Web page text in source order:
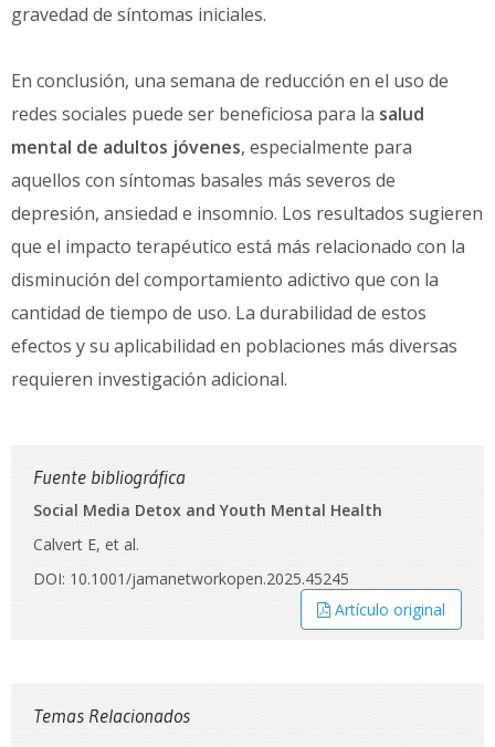
gravedad de síntomas iniciales.
En conclusión, una semana de reducción en el uso de
redes sociales puede ser beneficiosa para la salud
mental de adultos jóvenes, especialmente para
aquellos con síntomas basales más severos de
depresión, ansiedad e insomnio. Los resultados sugieren
que el impacto terapéutico está más relacionado con la
disminución del comportamiento adictivo que con la
cantidad de tiempo de uso. La durabilidad de estos
efectos y su aplicabilidad en poblaciones más diversas
requieren investigación adicional.
Fuente bibliográfica
Social Media Detox and Youth Mental Health
Calvert E, et al.
DOI: 10.1001/jamanetworkopen.2025.45245
Artículo original
Temas Relacionados